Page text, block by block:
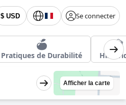
$ USD Se connecter
Pratiques de Durabilité
Afficher la carte